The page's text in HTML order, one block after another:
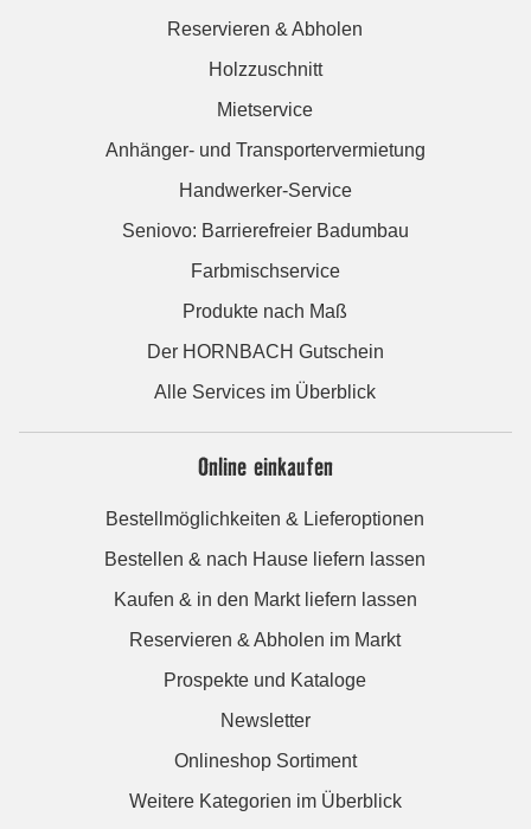
Reservieren & Abholen
Holzzuschnitt
Mietservice
Anhänger- und Transportervermietung
Handwerker-Service
Seniovo: Barrierefreier Badumbau
Farbmischservice
Produkte nach Maß
Der HORNBACH Gutschein
Alle Services im Überblick
Online einkaufen
Bestellmöglichkeiten & Lieferoptionen
Bestellen & nach Hause liefern lassen
Kaufen & in den Markt liefern lassen
Reservieren & Abholen im Markt
Prospekte und Kataloge
Newsletter
Onlineshop Sortiment
Weitere Kategorien im Überblick